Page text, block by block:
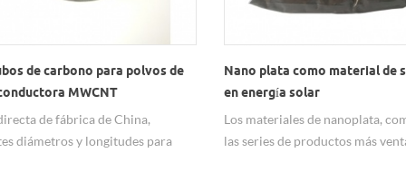
de carbono para polvos de
MWCNT
de fábrica de China,
diámetros y longitudes para
Nano plata como material de
en energía solar
Los materiales de nanoplata,
las series de productos más